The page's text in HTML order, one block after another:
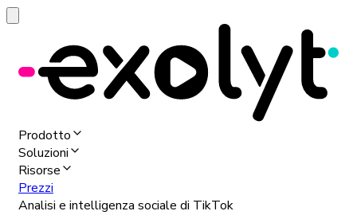
Prodotto
Soluzioni
Risorse
Prezzi
Analisi e intelligenza sociale di TikTok